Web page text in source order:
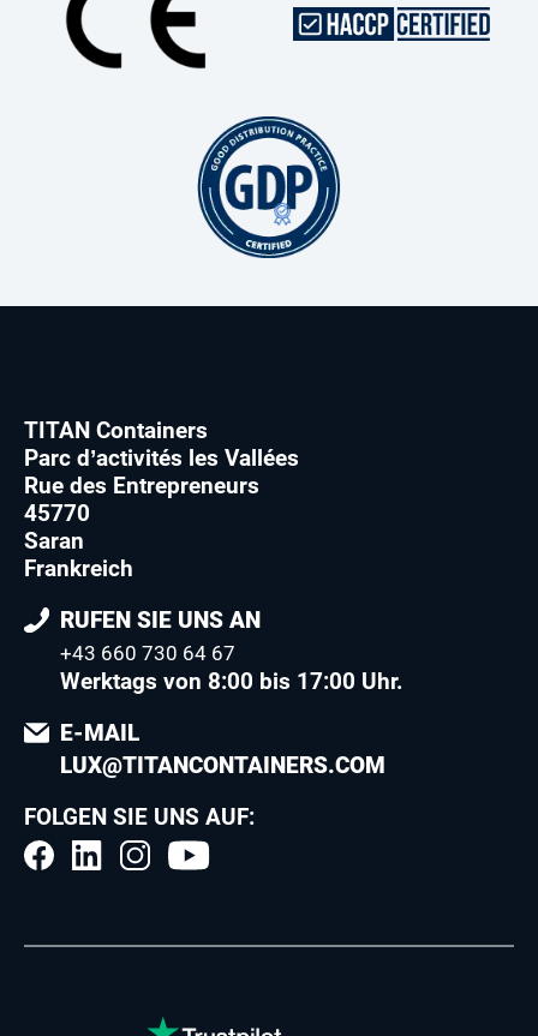
TITAN Containers
Parc d’activités les Vallées
Rue des Entrepreneurs
45770
Saran
Frankreich
RUFEN SIE UNS AN
+43 660 730 64 67
Werktags von 8:00 bis 17:00 Uhr.
E-MAIL
LUX@TITANCONTAINERS.COM
FOLGEN SIE UNS AUF: